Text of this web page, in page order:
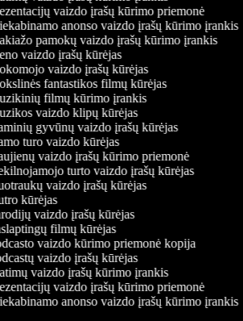
vaizdo įrašų kūrimo priemonė
anonso vaizdo įrašų kūrimo įrankis
pamokų vaizdo įrašų kūrimo įrankis
vaizdo įrašų kūrėjas
vaizdo įrašų kūrėjas
fantastikos filmų kūrėjas
filmų kūrimo įrankis
vaizdo klipų kūrėjas
gyvūnų vaizdo įrašų kūrėjas
turo vaizdo kūrėjas
vaizdo įrašų kūrimo priemonė
turto vaizdo įrašų kūrėjas
vaizdo įrašų kūrėjas
kūrėjas
vaizdo įrašų kūrėjas
filmų kūrėjas
vaizdo kūrimo priemonė kopija
vaizdo įrašų kūrėjas
vaizdo įrašų kūrimo įrankis
vaizdo įrašų kūrimo priemonė
anonso vaizdo įrašų kūrimo įrankis